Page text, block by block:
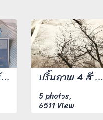
ปริ้นA4 สี่สีหน้าหลัง 100 แผ่น ปริ้นภาพ 4 สี ขนาด A4 จำนวน 1,000 แผ่น
5 photos,
6511 View